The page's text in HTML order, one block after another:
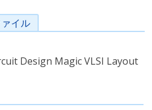
イル
Design Magic VLSI Layout